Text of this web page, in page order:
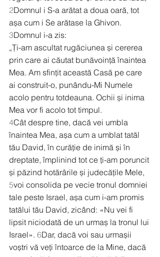
2Domnul i S-a arătat a doua oară, tot
așa cum i Se arătase la Ghivon.
3Domnul i-a zis:
„Ți-am ascultat rugăciunea și cererea
prin care ai căutat bunăvoință înaintea
Mea. Am sfințit această Casă pe care
ai construit-o, punându-Mi Numele
acolo pentru totdeauna. Ochii și inima
Mea vor fi acolo tot timpul.
4Cât despre tine, dacă vei umbla
înaintea Mea, așa cum a umblat tatăl
tău David, în curăție de inimă și în
dreptate, împlinind tot ce ți-am poruncit
și păzind hotărârile și judecățile Mele,
5voi consolida pe vecie tronul domniei
tale peste Israel, așa cum i-am promis
tatălui tău David, zicând: «Nu vei fi
lipsit niciodată de un urmaș la tronul lui
Israel». 6Dar, dacă voi sau urmașii
voștri vă veți întoarce de la Mine, dacă